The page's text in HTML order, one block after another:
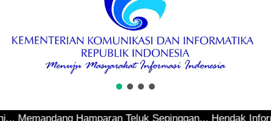
Hamparan Teluk Sepinggan... Hendak